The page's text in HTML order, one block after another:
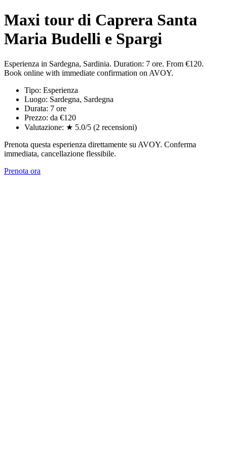
Maxi tour di Caprera Santa
Maria Budelli e Spargi
Esperienza in Sardegna, Sardinia. Duration: 7 ore. From €120.
Book online with immediate confirmation on AVOY.
Tipo: Esperienza
Luogo: Sardegna, Sardegna
Durata: 7 ore
Prezzo: da €120
Valutazione: ★ 5.0/5 (2 recensioni)
Prenota questa esperienza direttamente su AVOY. Conferma
immediata, cancellazione flessibile.
Prenota ora